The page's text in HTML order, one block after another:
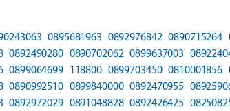
0895681963 0892976842 0890715264
0892490280 0890702062 0899637003
0899064699 118800 0899703450 0810001856
0890992510 0899840000 0892470955
0892972029 0891048828 0892426425